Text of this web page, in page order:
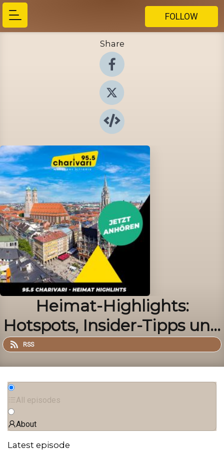
FOLLOW
Share
Heimat-Highlights:
Hotspots, Insider-Tipps und
geheime Orte in München
RSS
All episodes
About
Latest episode